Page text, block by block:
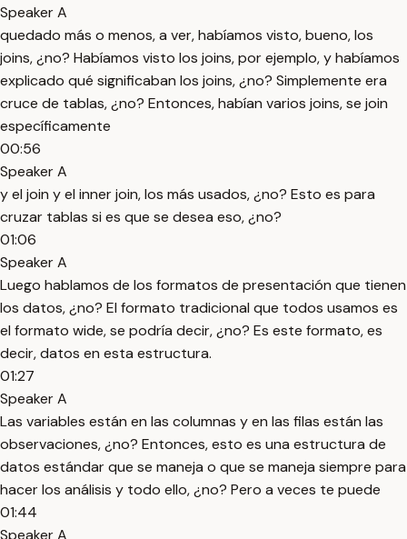
Speaker A
quedado más o menos, a ver, habíamos visto, bueno, los
joins, ¿no? Habíamos visto los joins, por ejemplo, y habíamos
explicado qué significaban los joins, ¿no? Simplemente era
cruce de tablas, ¿no? Entonces, habían varios joins, se join
específicamente
00:56
Speaker A
y el join y el inner join, los más usados, ¿no? Esto es para
cruzar tablas si es que se desea eso, ¿no?
01:06
Speaker A
Luego hablamos de los formatos de presentación que tienen
los datos, ¿no? El formato tradicional que todos usamos es
el formato wide, se podría decir, ¿no? Es este formato, es
decir, datos en esta estructura.
01:27
Speaker A
Las variables están en las columnas y en las filas están las
observaciones, ¿no? Entonces, esto es una estructura de
datos estándar que se maneja o que se maneja siempre para
hacer los análisis y todo ello, ¿no? Pero a veces te puede
01:44
Speaker A